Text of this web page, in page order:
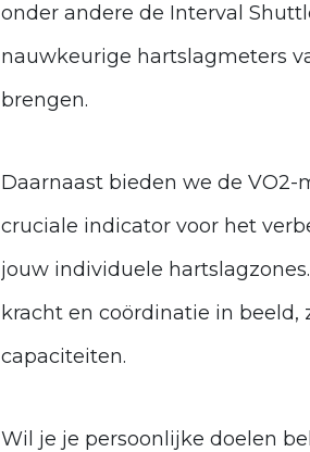
onder andere de Interval
nauwkeurige hartslagmeters
brengen.
Daarnaast bieden we de
cruciale indicator voor het
jouw individuele
kracht en coördinatie in
capaciteiten.
Wil je je persoonlijke doelen